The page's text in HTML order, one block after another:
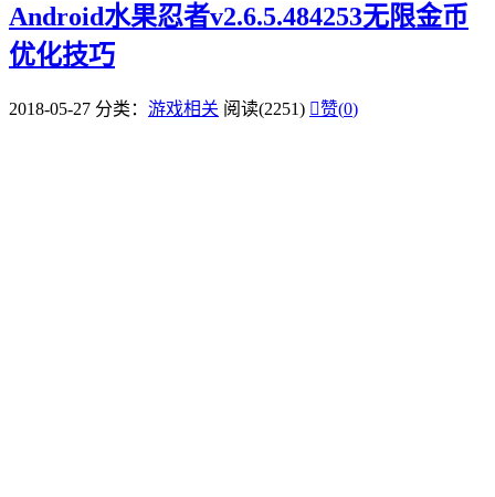
Android水果忍者v2.6.5.484253无限金币
优化技巧
2018-05-27 分类： 游戏相关 阅读(2251) 赞(0)